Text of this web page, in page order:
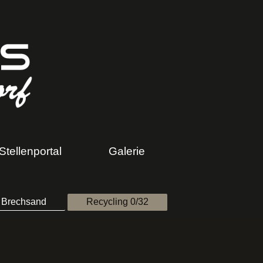
Stellenportal Galerie
Brechsand Recycling 0/32